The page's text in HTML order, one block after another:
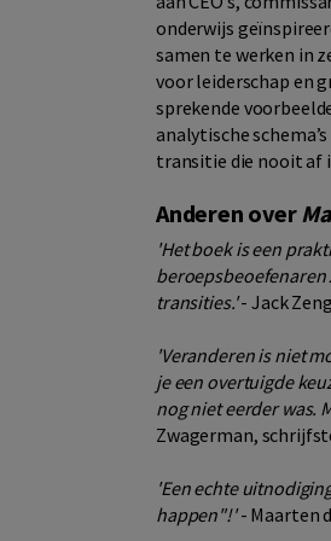
onderwijs
samen te werken in
voor leiderschap en
sprekende
analytische
transitie die nooit af
Anderen over
'Het boek is een
beroepsbeoefenaren
transities.'- Jack
'Veranderen is niet
je een overtuigde
nog niet eerder was.
Zwagerman,
'Een echte
happen"!'- Maarten